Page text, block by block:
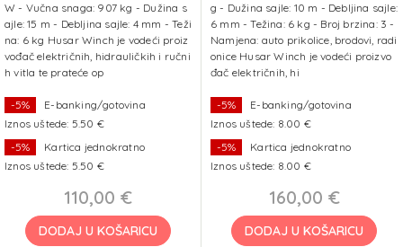
W - Vučna snaga: 907 kg - Dužina s
ajle: 15 m - Debljina sajle: 4 mm - Teži
na: 6 kg Husar Winch je vodeći proiz
vođač električnih, hidrauličkih i ručni
h vitla te prateće op
-5%
E-banking/gotovina
Iznos uštede: 5.50 €
-5%
Kartica jednokratno
Iznos uštede: 5.50 €
110,00 €
DODAJ U KOŠARICU
g - Dužina sajle: 10 m - Debljina sajle:
6 mm - Težina: 6 kg - Broj brzina: 3 -
Namjena: auto prikolice, brodovi, radi
onice Husar Winch je vodeći proizvo
đač električnih, hi
-5%
E-banking/gotovina
Iznos uštede: 8.00 €
-5%
Kartica jednokratno
Iznos uštede: 8.00 €
160,00 €
DODAJ U KOŠARICU